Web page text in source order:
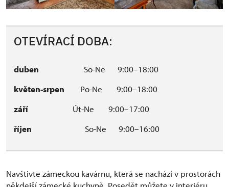
OTEVÍRACÍ DOBA:
duben So-Ne 9:00–18:00
květen-srpen
Po-Ne 9:00–18:00
září Út-Ne 9:00–17:00
říjen So-Ne 9:00–16:00
Navštivte zámeckou kavárnu, která se nachází v prostorách